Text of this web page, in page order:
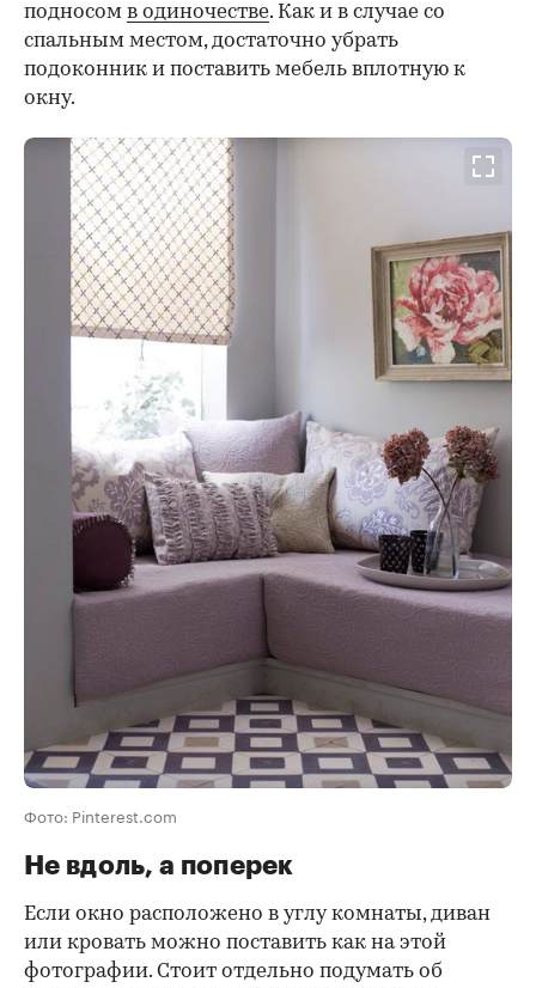
подносом в одиночестве. Как и в случае со
спальным местом, достаточно убрать
подоконник и поставить мебель вплотную к
окну.
Фото: Pinterest.com
Не вдоль, а поперек
Если окно расположено в углу комнаты, диван
или кровать можно поставить как на этой
фотографии. Стоит отдельно подумать об